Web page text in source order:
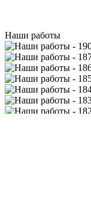
Наши работы